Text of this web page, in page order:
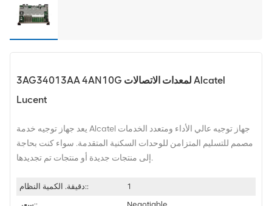
3AG34013AA 4AN10G لمعدات الاتصالات Alcatel
Lucent
يعد جهاز توجيه خدمة Alcatel جهاز توجيه عالي الأداء ومتعدد الخدمات
مصمم للتسليم المتزامن للوحدات السكنية المتقدمة. سواء كنت بحاجة
إلى منتجات جديدة أو منتجات تم تجديدها.
دقيقة. الكمية النظام::
1